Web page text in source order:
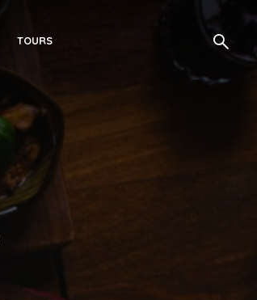
TOURS